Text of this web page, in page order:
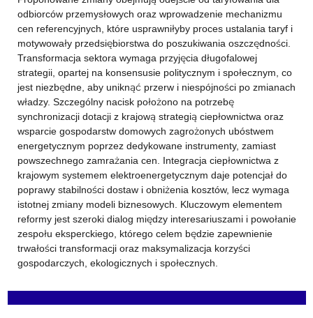
odbiorców przemysłowych oraz wprowadzenie mechanizmu
cen referencyjnych, które usprawniłyby proces ustalania taryf i
motywowały przedsiębiorstwa do poszukiwania oszczędności.
Transformacja sektora wymaga przyjęcia długofalowej
strategii, opartej na konsensusie politycznym i społecznym, co
jest niezbędne, aby uniknąć przerw i niespójności po zmianach
władzy. Szczególny nacisk położono na potrzebę
synchronizacji dotacji z krajową strategią ciepłownictwa oraz
wsparcie gospodarstw domowych zagrożonych ubóstwem
energetycznym poprzez dedykowane instrumenty, zamiast
powszechnego zamrażania cen. Integracja ciepłownictwa z
krajowym systemem elektroenergetycznym daje potencjał do
poprawy stabilności dostaw i obniżenia kosztów, lecz wymaga
istotnej zmiany modeli biznesowych. Kluczowym elementem
reformy jest szeroki dialog między interesariuszami i powołanie
zespołu eksperckiego, którego celem będzie zapewnienie
trwałości transformacji oraz maksymalizacja korzyści
gospodarczych, ekologicznych i społecznych.